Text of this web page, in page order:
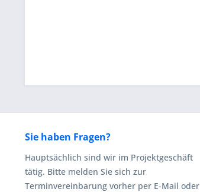
Sie haben Fragen?
Hauptsächlich sind wir im Projektgeschäft
tätig. Bitte melden Sie sich zur
Terminvereinbarung vorher per E-Mail oder